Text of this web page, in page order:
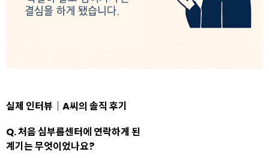
실제 인터뷰｜A씨의 솔직 후기
Q. 처음 심부름센터에 연락하게 된
계기는 무엇이었나요?